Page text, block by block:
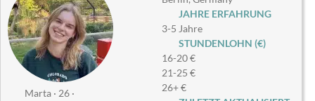
Marta · 26 ·
JAHRE ERFAHRUNG
3-5 Jahre
STUNDENLOHN (€)
16-20 €
21-25 €
26+ €